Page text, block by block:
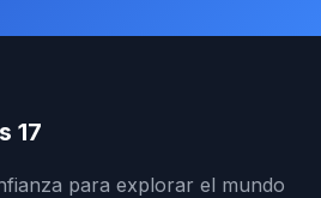
17
para explorar el mundo